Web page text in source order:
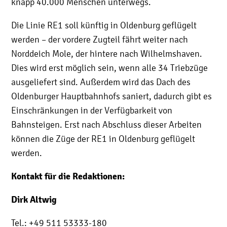
Die Linie RE1 soll künftig in Oldenburg geflügelt
werden – der vordere Zugteil fährt weiter nach
Norddeich Mole, der hintere nach Wilhelmshaven.
Dies wird erst möglich sein, wenn alle 34 Triebzüge
ausgeliefert sind. Außerdem wird das Dach des
Oldenburger Hauptbahnhofs saniert, dadurch gibt es
Einschränkungen in der Verfügbarkeit von
Bahnsteigen. Erst nach Abschluss dieser Arbeiten
können die Züge der RE1 in Oldenburg geflügelt
werden.
Kontakt für die Redaktionen:
Dirk Altwig
Tel.: +49 511 53333-180